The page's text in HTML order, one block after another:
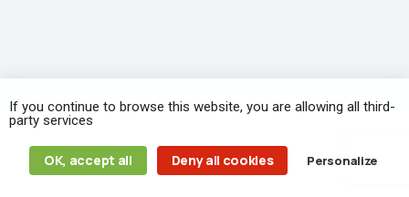
If you continue to browse this website, you are allowing all third-
party services
OK, accept all Deny all cookies Personalize